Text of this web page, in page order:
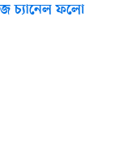
চ্যানেল ফলো